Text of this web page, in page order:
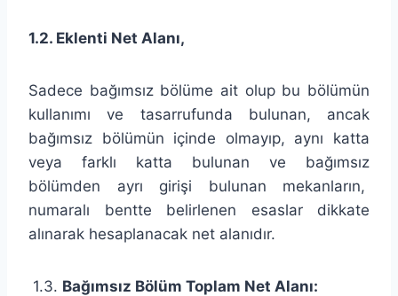
1.2. Eklenti Net Alanı,
Sadece bağımsız bölüme ait olup bu bölümün
kullanımı ve tasarrufunda bulunan, ancak
bağımsız bölümün içinde olmayıp, aynı katta
veya farklı katta bulunan ve bağımsız
bölümden ayrı girişi bulunan mekanların,
numaralı bentte belirlenen esaslar dikkate
alınarak hesaplanacak net alanıdır.
1.3. Bağımsız Bölüm Toplam Net Alanı: